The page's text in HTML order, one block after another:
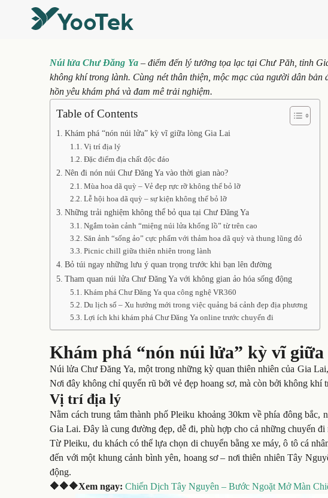
Núi lửa Chư Đăng Ya – điểm đến lý tưởng tọa lạc tại Chư Păh, tỉnh
không khí trong lành. Cùng nét thân thiện, mộc mạc của người dân
hồn yêu khám phá và đam mê trải nghiệm.
Table of Contents
Khám phá “nón núi lửa” kỳ vĩ giữa lòng Gia Lai
Vị trí địa lý
Đặc điểm địa chất độc đáo
Nên đi nón núi Chư Đăng Ya vào thời gian nào?
Mùa hoa dã quỳ – Vẻ đẹp rực rỡ không thể bỏ lỡ
Lễ hội hoa dã quỳ – sự kiện không thể bỏ lỡ
Những trải nghiệm không thể bỏ qua tại Chư Đăng Ya
Ngắm toàn cảnh “miệng núi lửa khổng lồ” từ trên cao
Săn ảnh “sống ảo” cực phẩm với thảm hoa dã quỳ và thung lũng đỏ
Picnic chill giữa thiên nhiên trong lành
Bỏ túi ngay những lưu ý quan trọng trước khi bạn lên đường
Tham quan núi lửa Chư Đăng Ya với không gian ảo hóa sống động
Khám phá Chư Đăng Ya qua công nghệ VR360
Du lịch số – Xu hướng mới trong việc quảng bá cảnh đẹp địa phương
Lợi ích khi khám phá Chư Đăng Ya online trước chuyến đi
Khám phá “nón núi lửa” kỳ vĩ
Núi lửa Chư Đăng Ya, một trong những kỳ quan thiên nhiên của Gia
Nơi đây không chỉ quyến rũ bởi vẻ đẹp hoang sơ, mà còn bởi không khí
Vị trí địa lý
Nằm cách trung tâm thành phố Pleiku khoảng 30km về phía đông
Gia Lai. Đây là cung đường đẹp, dễ đi, phù hợp cho cả những chuyến
Từ Pleiku, du khách có thể lựa chọn di chuyển bằng xe máy, ô tô cá
đến với một khung cảnh bình yên, hoang sơ – nơi thiên nhiên Tây
động.
🔶🔶🔶Xem ngay:Chiến Dịch Tây Nguyên – Bước Ngoặt Mở Màn